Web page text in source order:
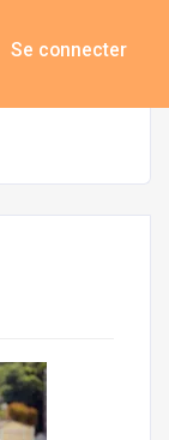
Se connecter